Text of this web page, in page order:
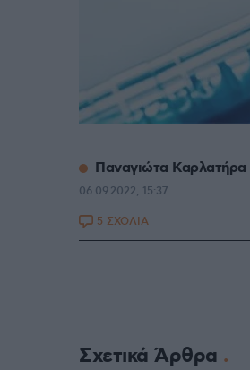
Παναγιώτα Καρλατήρα
06.09.2022, 15:37
5 ΣΧΟΛΙΑ
Σχετικά Άρθρα